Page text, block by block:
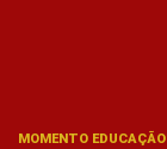
MOMENTO EDUCAÇÃO